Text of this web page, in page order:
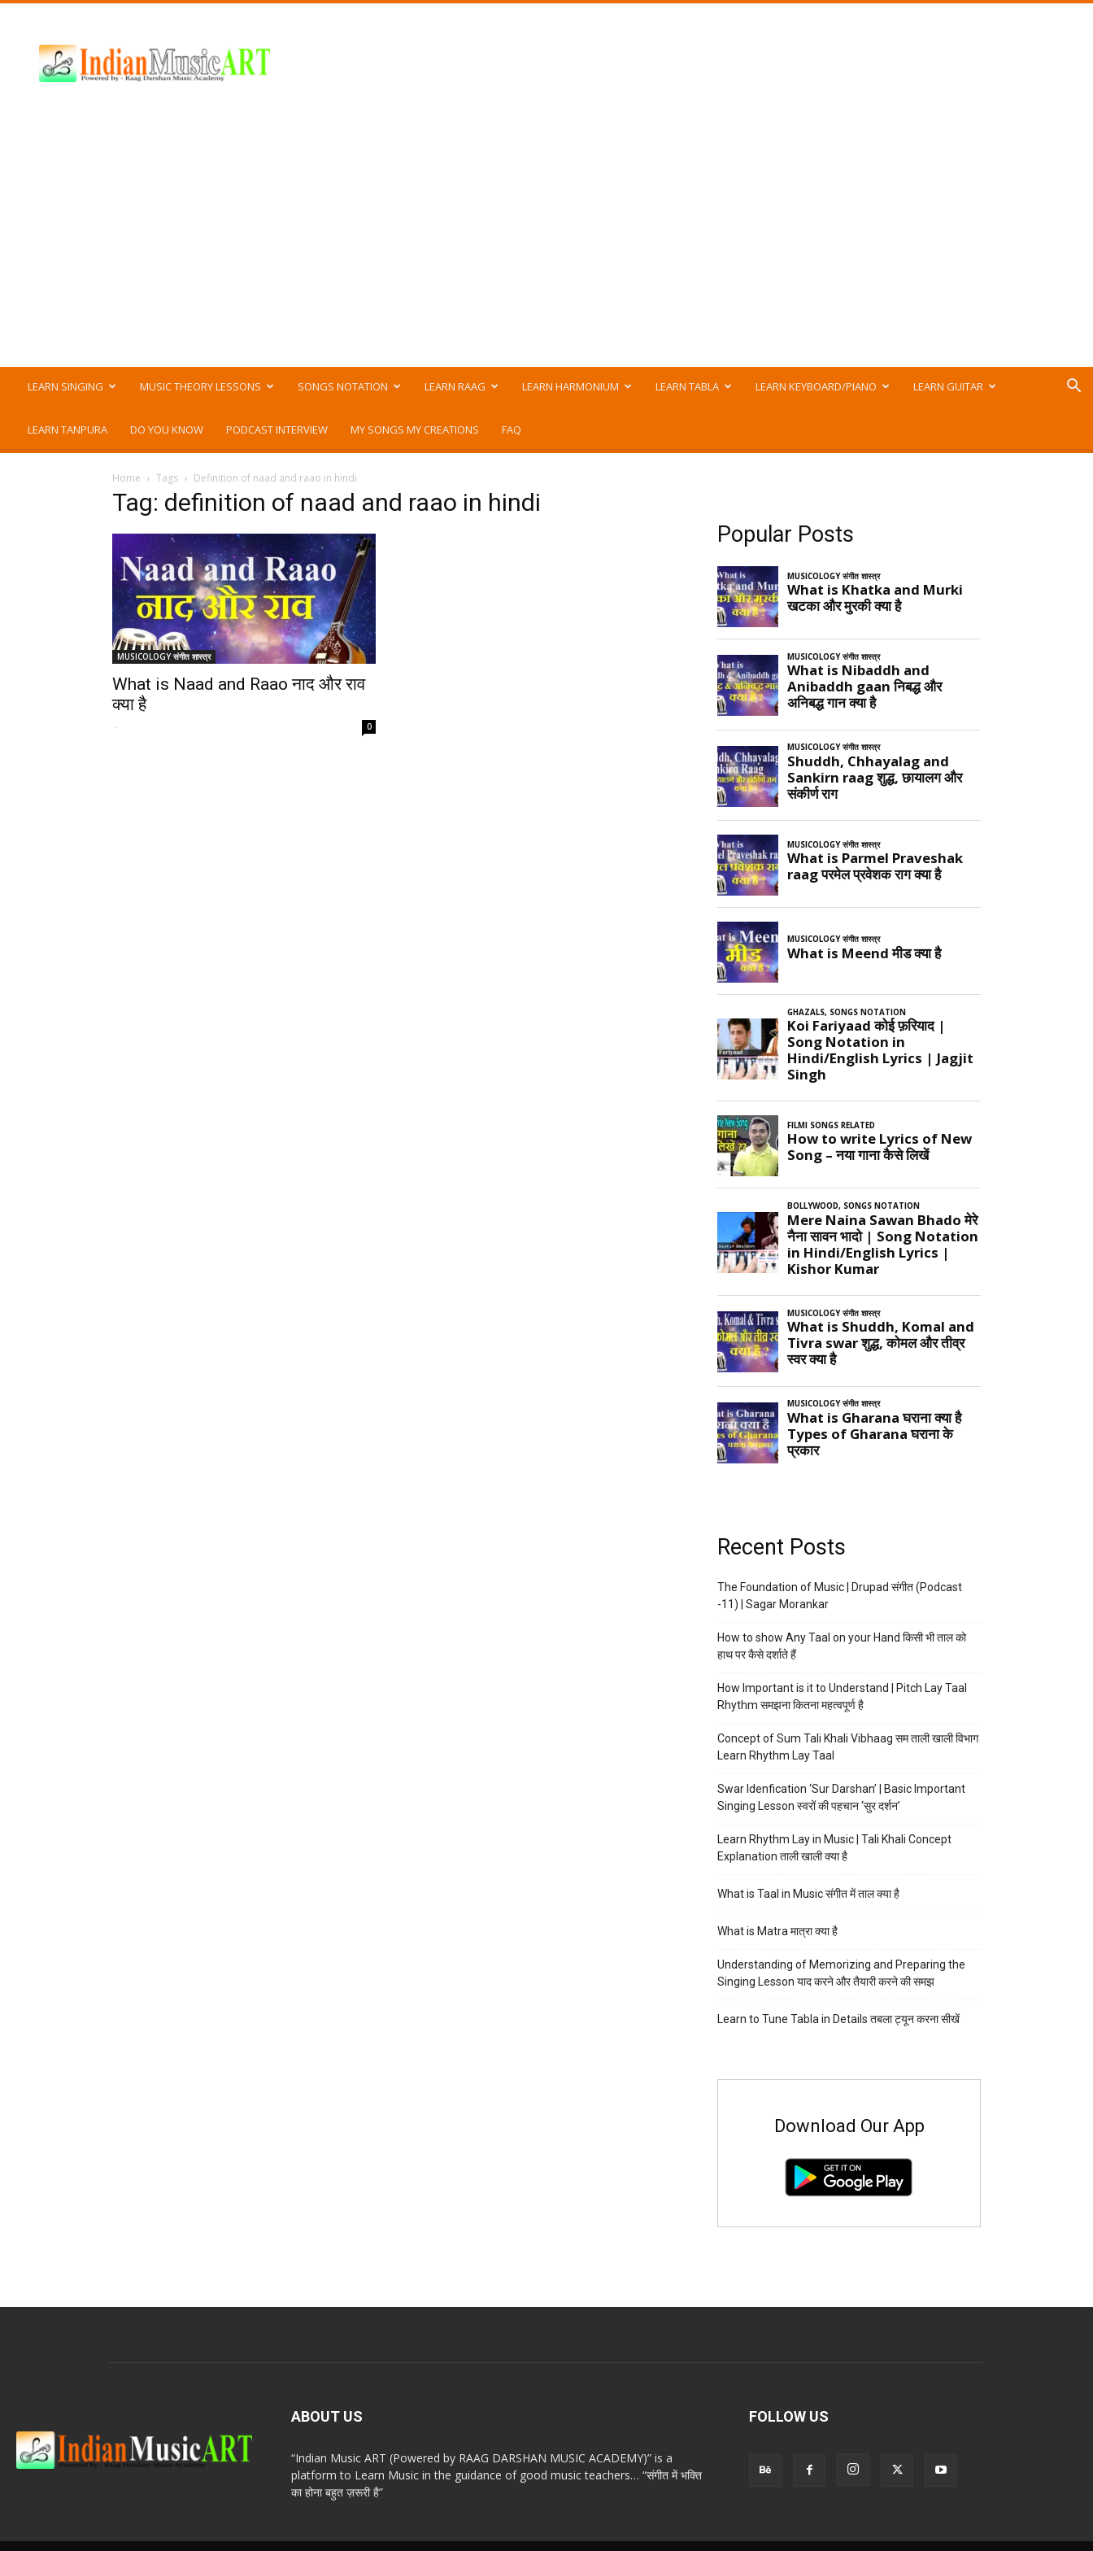
Music
ART
LEARN SINGING MUSIC THEORY LESSONS SONGS NOTATION LEARN RAAG LEARN HARMONIUM LEARN TABLA LEARN KEYBOARD/PIANO LEARN GUITAR
LEARN TANPURA DO YOU KNOW PODCAST INTERVIEW MY SONGS MY CREATIONS FAQ
Home Tags Definition of naad and raao in hindi
Tag: definition of naad and raao in hindi
MUSICOLOGY संगीत शास्त्र
What is Naad and Raao नाद और राव
क्या है
- 0
Popular Posts
Recent Posts
The Foundation of Music | Drupad संगीत (Podcast
-11) | Sagar Morankar
How to show Any Taal on your Hand किसी भी ताल को
हाथ पर कैसे दर्शाते हैं
How Important is it to Understand | Pitch Lay Taal
Rhythm समझना कितना महत्वपूर्ण है
Concept of Sum Tali Khali Vibhaag सम ताली खाली विभाग
Learn Rhythm Lay Taal
Swar Idenfication ‘Sur Darshan’ | Basic Important
Singing Lesson स्वरों की पहचान ‘सुर दर्शन’
Learn Rhythm Lay in Music | Tali Khali Concept
Explanation ताली खाली क्या है
What is Taal in Music संगीत में ताल क्या है
What is Matra मात्रा क्या है
Understanding of Memorizing and Preparing the
Singing Lesson याद करने और तैयारी करने की समझ
Learn to Tune Tabla in Details तबला ट्यून करना सीखें
Download Our App
ABOUT US
“Indian Music ART (Powered by RAAG DARSHAN MUSIC ACADEMY)” is a
platform to Learn Music in the guidance of good music teachers… “संगीत में भक्ति
का होना बहुत ज़रूरी है”
FOLLOW US